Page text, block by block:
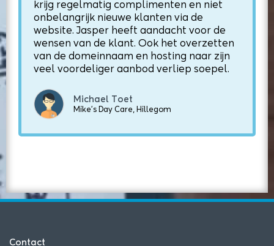
krijg regelmatig complimenten en niet
onbelangrijk nieuwe klanten via de
website. Jasper heeft aandacht voor de
wensen van de klant. Ook het overzetten
van de domeinnaam en hosting naar zijn
veel voordeliger aanbod verliep soepel.
Michael Toet
Mike's Day Care, Hillegom
Contact